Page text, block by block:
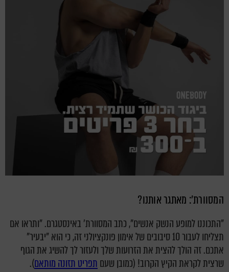
המסוורת': מאתגר אותנו?
"התכוננו למופע הנשק אנשים", כתב המסוורת' באינסטגרם. "ותראו אם
תצליחו לעבור 10 סיבובים של אימון פונקציולני זה, כי הוא "יבעיר"
אתכם. זה הולך להצית את הזרועות שלך ולעזור לך להשיג את הגוף
שרצית לקראת הקיץ הקרוב! (כמובן שעם תפריט תזונה מותאם).